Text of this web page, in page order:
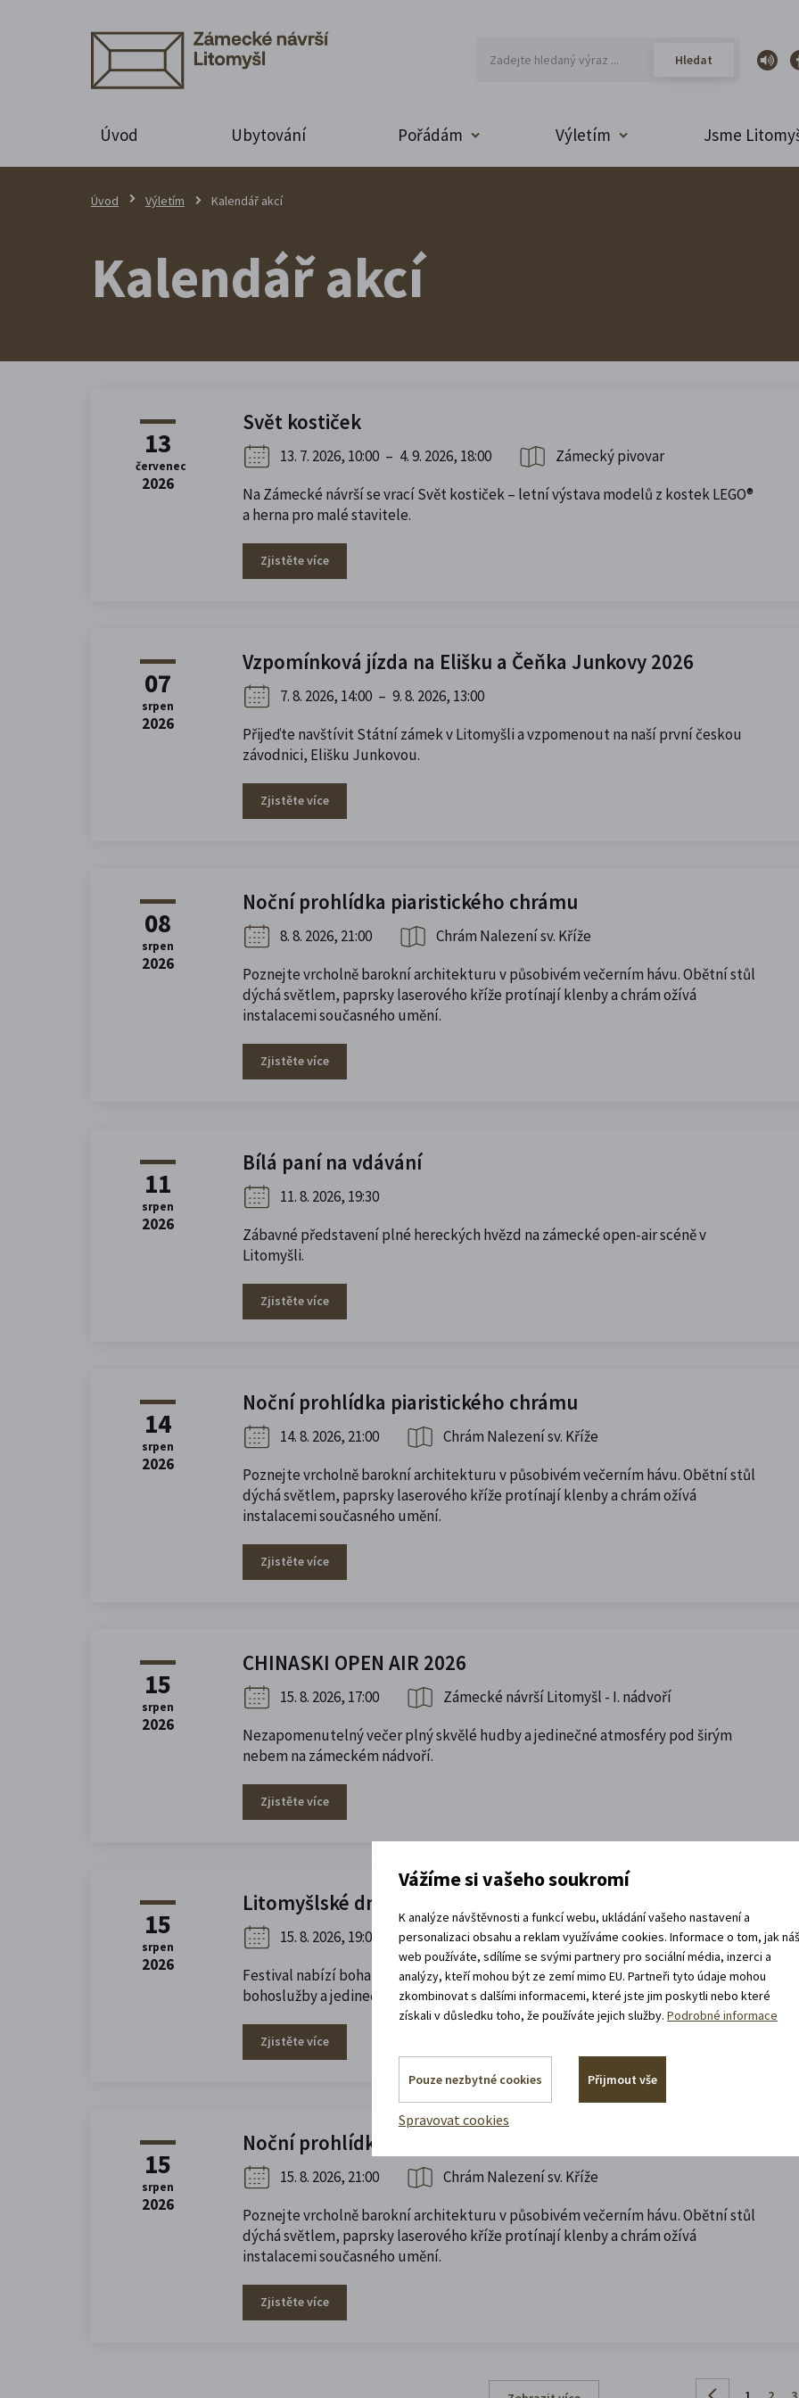
Úvod Ubytování Pořádám Výletím Jsme
Úvod Výletím Kalendář akcí
Kalendář akcí
13
červenec
2026
Svět kostiček
13. 7. 2026, 10:00 – 4. 9. 2026, 18:00
Zámecký pivovar
Na Zámecké návrší se vrací Svět kostiček – letní výstava modelů z kostek LEGO®
a herna pro malé stavitele.
Zjistěte více
07
srpen
2026
Vzpomínková jízda na Elišku a Čeňka Junkovy 2026
7. 8. 2026, 14:00 – 9. 8. 2026, 13:00
Přijeďte navštívit Státní zámek v Litomyšli a vzpomenout na naší první českou
závodnici, Elišku Junkovou.
Zjistěte více
08
srpen
2026
Noční prohlídka piaristického chrámu
8. 8. 2026, 21:00
Chrám Nalezení sv. Kříže
Poznejte vrcholně barokní architekturu v působivém večerním hávu. Obětní stůl
dýchá světlem, paprsky laserového kříže protínají klenby a chrám ožívá
instalacemi současného umění.
Zjistěte více
11
srpen
2026
Bílá paní na vdávání
11. 8. 2026, 19:30
Zábavné představení plné hereckých hvězd na zámecké open-air scéně v
Litomyšli.
Zjistěte více
14
srpen
2026
Noční prohlídka piaristického chrámu
14. 8. 2026, 21:00
Chrám Nalezení sv. Kříže
Poznejte vrcholně barokní architekturu v působivém večerním hávu. Obětní stůl
dýchá světlem, paprsky laserového kříže protínají klenby a chrám ožívá
instalacemi současného umění.
Zjistěte více
15
srpen
2026
CHINASKI OPEN AIR 2026
15. 8. 2026, 17:00
Zámecké návrší Litomyšl - I. nádvoří
Nezapomenutelný večer plný skvělé hudby a jedinečné atmosféry pod širým
nebem na zámeckém nádvoří.
Zjistěte více
15
srpen
2026
Litomyšlské dny barokní tradice
15. 8. 2026, 19:00
20. 8. 2026, 19:00
Festival nabízí bohatý program od koncertů historické hudby až po dobové
bohoslužby a jedinečně oživuje kulturní i duchovní dědictví baroka.
Zjistěte více
15
srpen
2026
Noční prohlídka piaristického chrámu
15. 8. 2026, 21:00
Chrám Nalezení sv. Kříže
Poznejte vrcholně barokní architekturu v působivém večerním hávu. Obětní stůl
dýchá světlem, paprsky laserového kříže protínají klenby a chrám ožívá
instalacemi současného umění.
Zjistěte více
Vážíme si vašeho soukromí
K analýze návštěvnosti a funkcí webu, ukládání vašeho nastavení a
personalizaci obsahu a reklam využíváme cookies. Informace o tom, jak
web používáte, sdílíme se svými partnery pro sociální média, inzerci a
analýzy, kteří mohou být ze zemí mimo EU. Partneři tyto údaje mohou
zkombinovat s dalšími informacemi, které jste jim poskytli nebo které
získali v důsledku toho, že používáte jejich služby.Podrobné informace
Pouze nezbytné cookies Přijmout vše
Spravovat cookies